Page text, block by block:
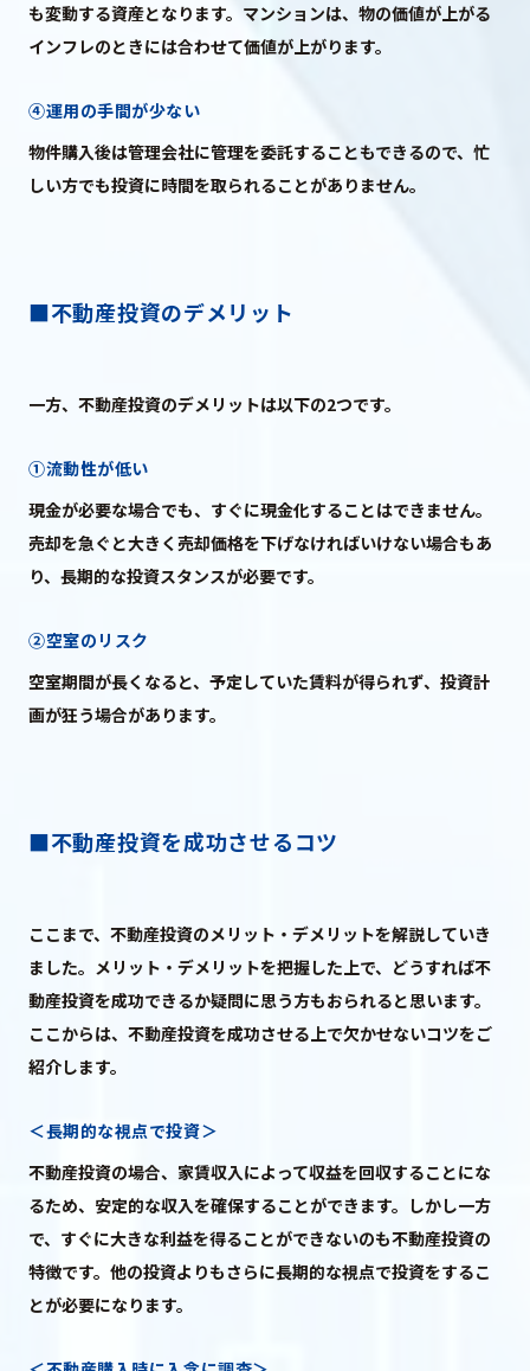
も変動する資産となります。マンションは、物の価値が上がる
インフレのときには合わせて価値が上がります。
④運用の手間が少ない
物件購入後は管理会社に管理を委託することもできるので、忙
しい方でも投資に時間を取られることがありません。
■不動産投資のデメリット
一方、不動産投資のデメリットは以下の2つです。
①流動性が低い
現金が必要な場合でも、すぐに現金化することはできません。
売却を急ぐと大きく売却価格を下げなければいけない場合もあ
り、長期的な投資スタンスが必要です。
②空室のリスク
空室期間が長くなると、予定していた賃料が得られず、投資計
画が狂う場合があります。
■不動産投資を成功させるコツ
ここまで、不動産投資のメリット・デメリットを解説していき
ました。メリット・デメリットを把握した上で、どうすれば不
動産投資を成功できるか疑問に思う方もおられると思います。
ここからは、不動産投資を成功させる上で欠かせないコツをご
紹介します。
＜長期的な視点で投資＞
不動産投資の場合、家賃収入によって収益を回収することにな
るため、安定的な収入を確保することができます。しかし一方
で、すぐに大きな利益を得ることができないのも不動産投資の
特徴です。他の投資よりもさらに長期的な視点で投資をするこ
とが必要になります。